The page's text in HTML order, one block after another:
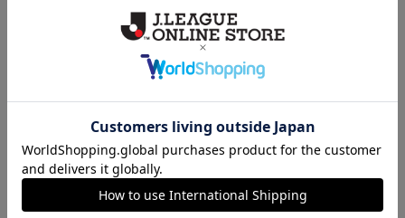
のメーカー・機種・画面設定等により、実際の商品の色と異なっ
て見える場合がございます。あらかじめご了承ください。
その他
決済について
ギフト対応について